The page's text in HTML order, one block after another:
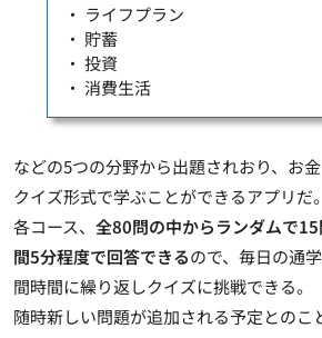
・ ライフプラン
・ 貯蓄
・ 投資
・ 消費生活
などの5つの分野から出題されおり、お
クイズ形式で学ぶことができるアプリだ。
各コース、 全80問の中からランダムで
間5分程度で回答できるので、毎日の通
間時間に繰り返しクイズに挑戦できる。
随時新しい問題が追加される予定とのこ